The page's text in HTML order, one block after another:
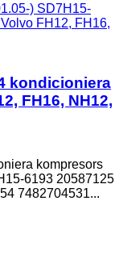
) SD7H15-
FH12, FH16,
kondicioniera
FH16, NH12,
kompresors
6193 20587125
7482704531...